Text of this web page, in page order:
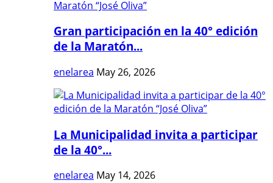
Gran participación en la 40° edición
de la Maratón...
enelarea May 26, 2026
La Municipalidad invita a participar
de la 40°...
enelarea May 14, 2026